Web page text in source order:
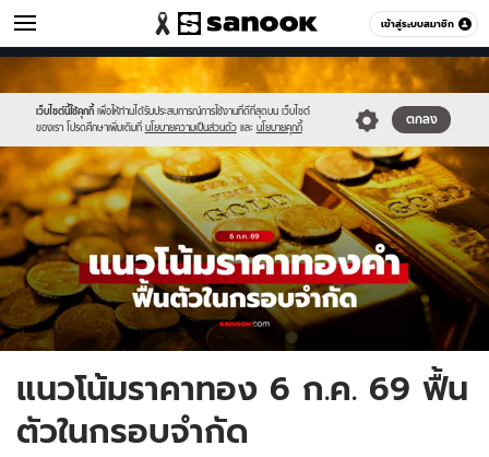
เข้าสู่ระบบสมาชิก
เศรษฐกิจ หมวดอื่นๆ
เว็บไซต์นี้ใช้คุกกี้ เพื่อให้ท่านได้รับประสบการณ์การใช้งานที่ดีที่สุดบน เว็บไซต์
ของเรา โปรดศึกษาเพิ่มเติมที่ นโยบายความเป็นส่วนตัว และ นโยบายคุกกี้
ตกลง
Sanook
//s.isanook.com/sr/0/images/logo-
new-
sanook.png
600
60
//s.isanook.com/mn/0/ud/190/953715/new-
thumbnail1200x720-
20.jpg
แนวโน้มราคาทอง 6 ก.ค. 69 ฟื้น
ตัวในกรอบจำกัด